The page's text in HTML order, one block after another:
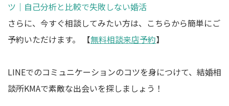
ツ｜自己分析と比較で失敗しない婚活
さらに、今すぐ相談してみたい方は、こちらから簡単にご
予約いただけます。 【無料相談来店予約】
LINEでのコミュニケーションのコツを身につけて、結婚相
談所KMAで素敵な出会いを探しましょう！